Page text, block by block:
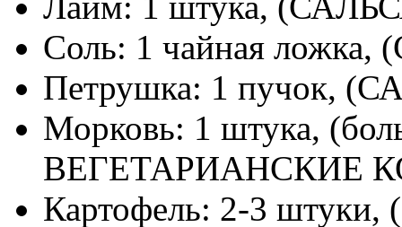
Соль: 1 чайная
Петрушка: 1 пучок,
Морковь: 1 штука,
ВЕГЕТАРИАНСКИЕ
Картофель: 2-3